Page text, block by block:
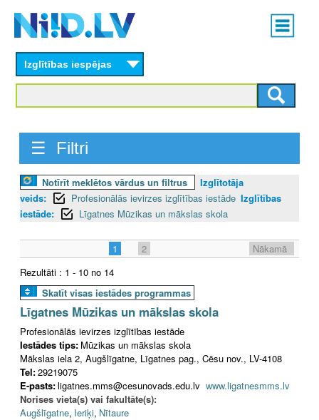
content
Main
menu
Izglītības iespējas
☰ Filtri
Notīrīt meklētos vārdus un filtrus
Izglītotāja
veids:
Profesionālās ievirzes izglītības iestāde Izglītības
iestāde:
Līgatnes Mūzikas un mākslas skola
1 2
Nākamā
Rezultāti : 1 - 10 no 14
Skatīt visas iestādes programmas
Līgatnes Mūzikas un mākslas skola
Profesionālās ievirzes izglītības iestāde
Iestādes tips: Mūzikas un mākslas skola
Mākslas iela 2, Augšlīgatne, Līgatnes pag., Cēsu nov., LV-4108
Tel:29219075
E-pasts:ligatnes.mms@cesunovads.edu.lv www.ligatnesmms.lv
Norises vieta(s) vai fakultāte(s):
Augšlīgatne, Ieriķi, Nītaure